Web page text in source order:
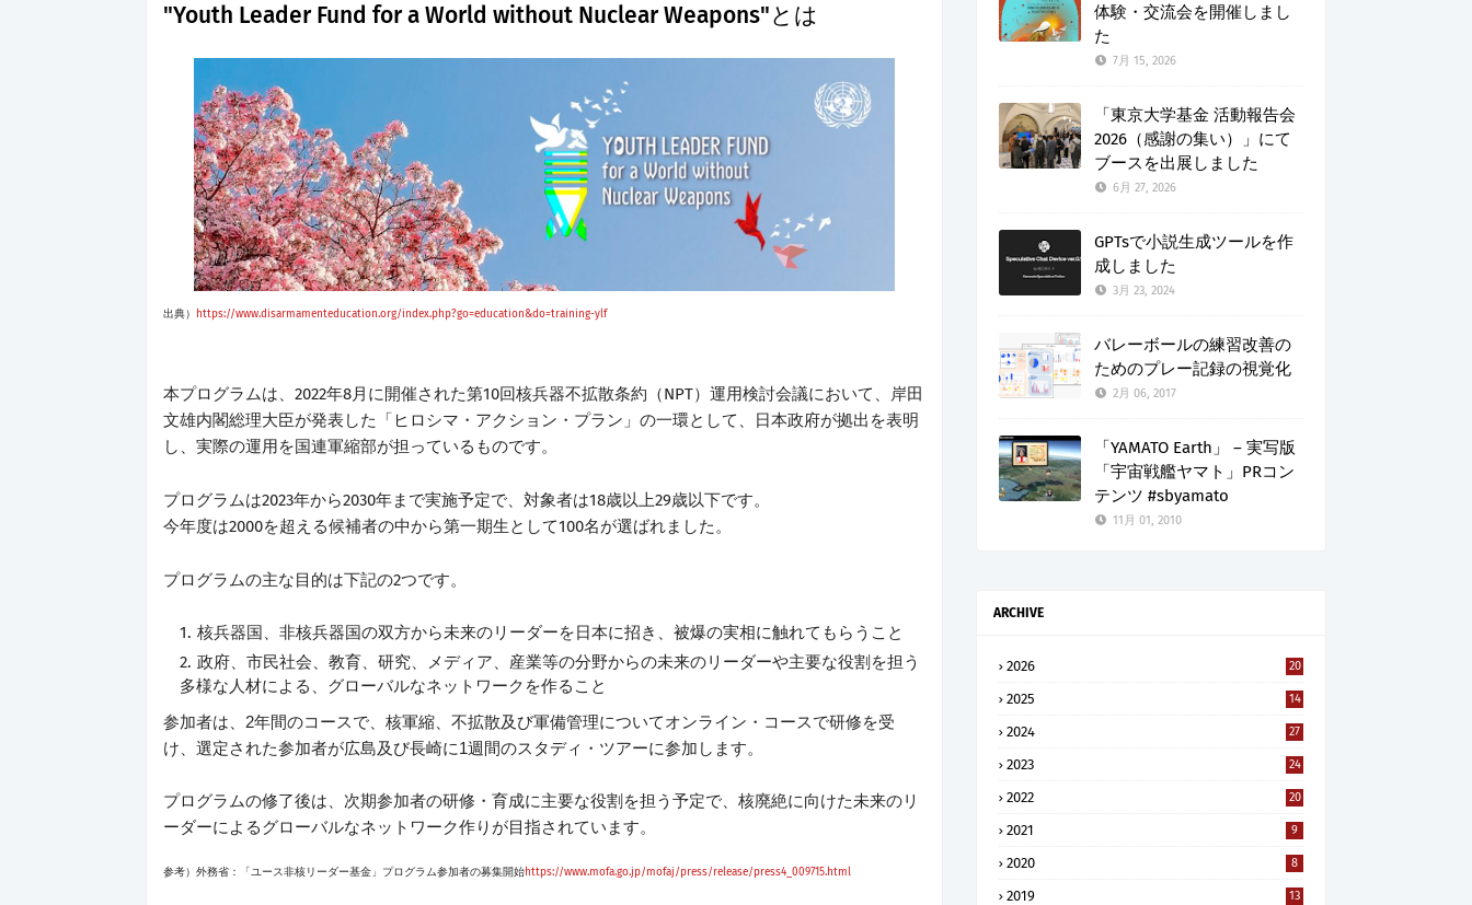
"Youth Leader Fund for a World without Nuclear Weapons"とは
出典） https://www.disarmamenteducation.org/index.php?go=education&do=training-ylf
本プログラムは、 2022年8月に開催された第10回核兵器不拡散条約（NPT）運用検討会議において、岸田
文雄内閣総理大臣が発表した「ヒロシマ・アクション・プラン」の一環として、日本政府が拠出を表明
し、実際の運用を国連軍縮部が担っているものです。
プログラムは2023年から2030年まで実施予定で、 対象者は18歳以上29歳以下です。
今年度は2000を超える候補者の中から第一期生として100名が選ばれました。
プログラムの主な目的は下記の2つです。
核兵器国、非核兵器国の双方から未来のリーダーを日本に招き、被爆の実相に触れてもらうこと
政府、市民社会、教育、研究、メディア、産業等の分野からの未来のリーダーや主要な役割を担う
多様な人材による、グローバルなネットワークを作ること
参加者は、2年間のコースで、核軍縮、不拡散及び軍備管理についてオンライン・コースで研修を受
け、選定された参加者が広島及び長崎に1週間のスタディ・ツアーに参加します。
プログラムの修了後は、次期参加者の研修・育成に主要な役割を担う予定で、核廃絶に向けた未来のリ
ーダーによるグローバルなネットワーク作りが目指されています。
参考）外務省：「ユース非核リーダー基金」プログラム参加者の募集開始https://www.mofa.go.jp/mofaj/press/release/press4_009715.html
体験・交流会を開催しまし
た
7月 15, 2026
「東京大学基金 活動報告会
2026（感謝の集い）」にて
ブースを出展しました
6月 27, 2026
GPTsで小説生成ツールを作
成しました
3月 23, 2024
バレーボールの練習改善の
ためのプレー記録の視覚化
2月 06, 2017
「YAMATO Earth」 – 実写版
「宇宙戦艦ヤマト」PRコン
テンツ #sbyamato
11月 01, 2010
ARCHIVE
2026 20
2025 14
2024 27
2023 24
2022 20
2021 9
2020 8
2019 13